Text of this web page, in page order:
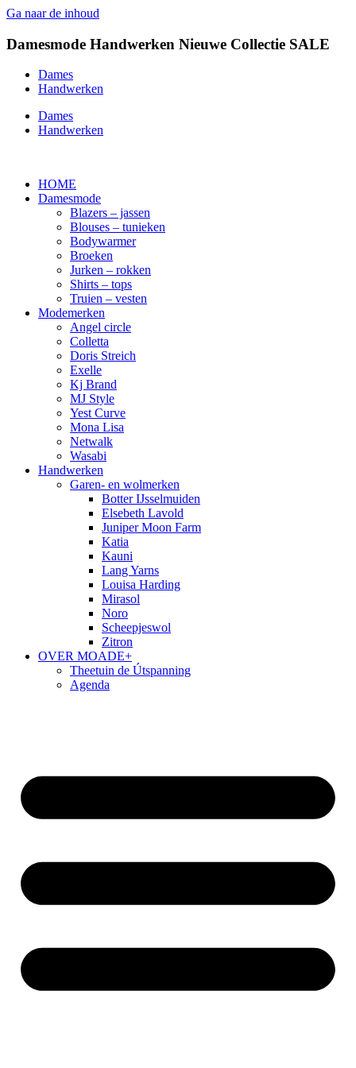
Ga naar de inhoud
Damesmode Handwerken Nieuwe Collectie SALE
Dames
Handwerken
Dames
Handwerken
HOME
Damesmode
Blazers – jassen
Blouses – tunieken
Bodywarmer
Broeken
Jurken – rokken
Shirts – tops
Truien – vesten
Modemerken
Angel circle
Colletta
Doris Streich
Exelle
Kj Brand
MJ Style
Yest Curve
Mona Lisa
Netwalk
Wasabi
Handwerken
Garen- en wolmerken
Botter IJsselmuiden
Elsebeth Lavold
Juniper Moon Farm
Katia
Kauni
Lang Yarns
Louisa Harding
Mirasol
Noro
Scheepjeswol
Zitron
OVER MOADE+
Theetuin de Útspanning
Agenda